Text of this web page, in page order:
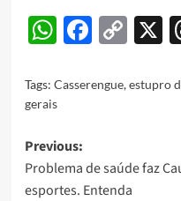
X
Tags: Casserengue,estupro
gerais
Post
navigation
Previous:
Problema de saúde faz
esportes. Entenda